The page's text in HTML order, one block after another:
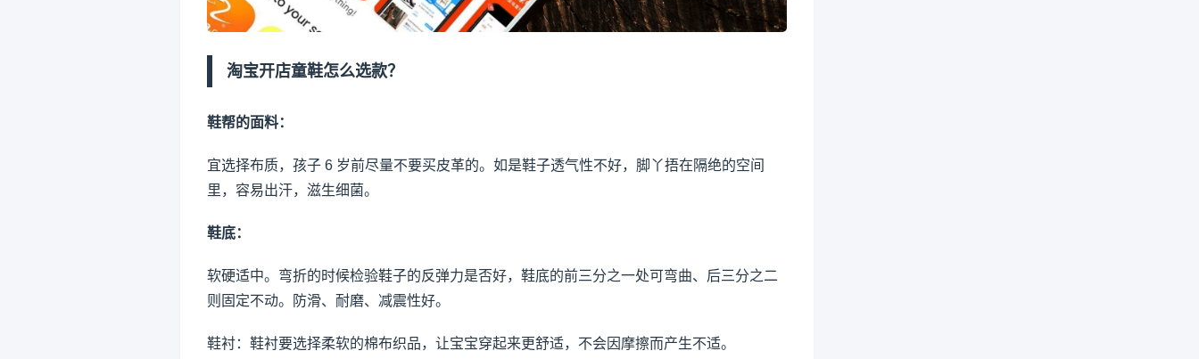
淘宝开店童鞋怎么选款？
鞋帮的面料：
宜选择布质，孩子 6 岁前尽量不要买皮革的。如是鞋子透气性不好，脚丫捂在隔绝的空间
里，容易出汗，滋生细菌。
鞋底：
软硬适中。弯折的时候检验鞋子的反弹力是否好，鞋底的前三分之一处可弯曲、后三分之二
则固定不动。防滑、耐磨、减震性好。
鞋衬：鞋衬要选择柔软的棉布织品，让宝宝穿起来更舒适，不会因摩擦而产生不适。